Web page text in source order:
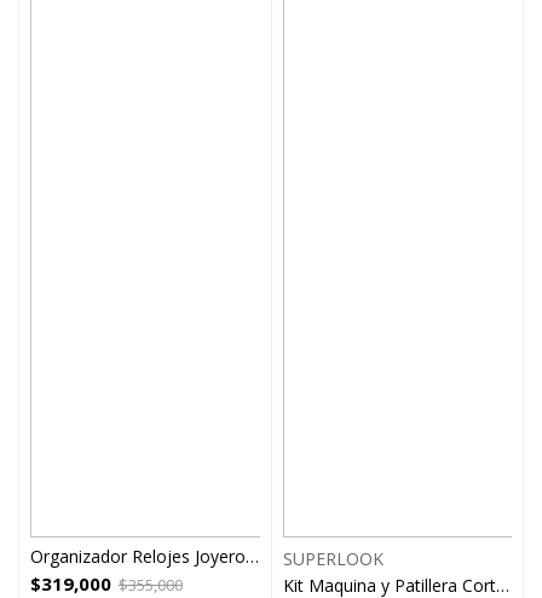
Organizador Relojes Joyero Importado De Lujo personalizable
$355,000
$319,000
SUPERLOOK
Kit Maquina y Patillera Corte Cabello Super Look